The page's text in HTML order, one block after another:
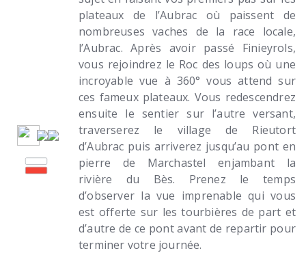
plateaux de l’Aubrac où paissent de
nombreuses vaches de la race locale,
l’Aubrac. Après avoir passé Finieyrols,
vous rejoindrez le Roc des loups où une
incroyable vue à 360° vous attend sur
ces fameux plateaux. Vous redescendrez
ensuite le sentier sur l’autre versant,
traverserez le village de Rieutort
d’Aubrac puis arriverez jusqu’au pont en
pierre de Marchastel enjambant la
rivière du Bès. Prenez le temps
d’observer la vue imprenable qui vous
est offerte sur les tourbières de part et
d’autre de ce pont avant de repartir pour
terminer votre journée.